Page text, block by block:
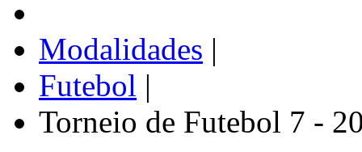
Modalidades |
Futebol |
Torneio de Futebol 7 -